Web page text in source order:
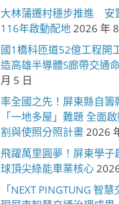
大林蒲遷村穩步推進 安
116年啟動配地2026 年
國1橋科匝道52億工程
造高雄半導體S廊帶交通
月 5 日
率全國之先！屏東縣自籌
「一地多屋」難題 全面
割與使照分照計畫2026
飛躍萬里圓夢！屏東學子
球頂尖綠能車業核心
「NEXT PINGTUNG 智